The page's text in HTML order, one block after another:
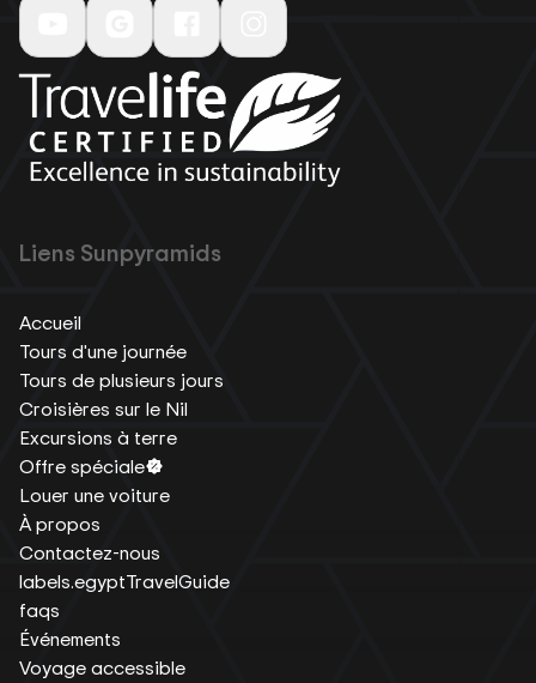
Liens Sunpyramids
Accueil
Tours d'une journée
Tours de plusieurs jours
Croisières sur le Nil
Excursions à terre
Offre spéciale
Louer une voiture
À propos
Contactez-nous
labels.egyptTravelGuide
faqs
Événements
Voyage accessible